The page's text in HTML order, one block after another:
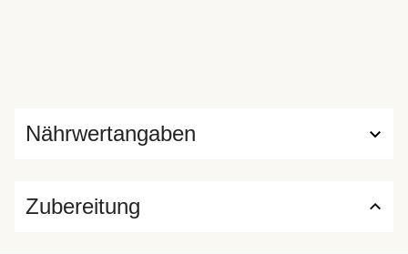
Nährwertangaben
Zubereitung